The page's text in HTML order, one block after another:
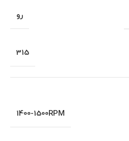
رو
315
1400-1500RPM